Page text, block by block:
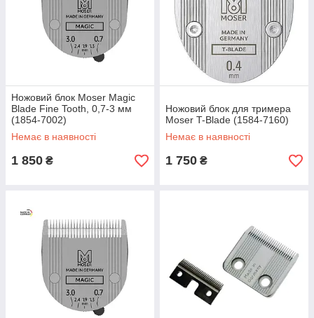
Ножовий блок Moser Magic
Blade Fine Tooth, 0,7-3 мм
(1854-7002)
Немає в наявності
1 850 ₴
Ножовий блок для тримера
Moser T-Blade (1584-7160)
Немає в наявності
1 750 ₴